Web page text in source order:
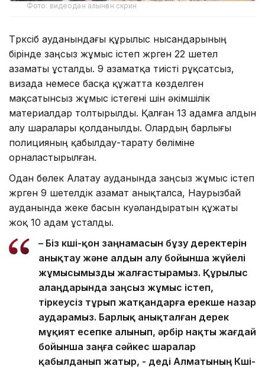
Фото: видеодан алынған скрин
Түрксіб ауданындағы құрылыс нысандарының
бірінде заңсыз жұмыс істеп жүрген 22 шетел
азаматы ұсталды. 9 азаматқа тиісті рұқсатсыз,
визада немесе басқа құжатта көзделген
мақсатынсыз жұмыс істегені үшін әкімшілік
материалдар толтырылды. Қалған 13 адамға алдын
алу шаралары қолданылды. Олардың барлығы
полицияның қабылдау-тарату бөліміне
орналастырылған.
Одан бөлек Алатау ауданында заңсыз жұмыс істеп
жүрген 9 шетелдік азамат анықталса, Наурызбай
ауданында жеке басын куәландыратын құжаты
жоқ 10 адам ұсталды.
– Біз көші-қон заңнамасын бұзу деректерін
анықтау және алдын алу бойынша жүйелі
жұмысымызды жалғастырамыз. Құрылыс
алаңдарында заңсыз жұмыс істеп,
тіркеусіз тұрып жатқандарға ерекше назар
аударамыз. Барлық анықталған дерек
мұқият есепке алынып, әрбір нақты жағдай
бойынша заңға сәйкес шаралар
қабылданып жатыр, - деді Алматының Көші-